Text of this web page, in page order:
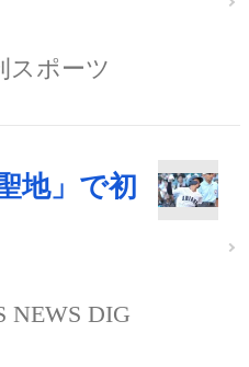
スポーツ
地」で初
NEWS DIG